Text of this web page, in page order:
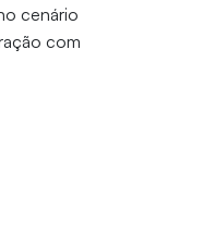
cenário
com